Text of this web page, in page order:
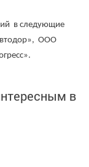
в следующие
ООО
в